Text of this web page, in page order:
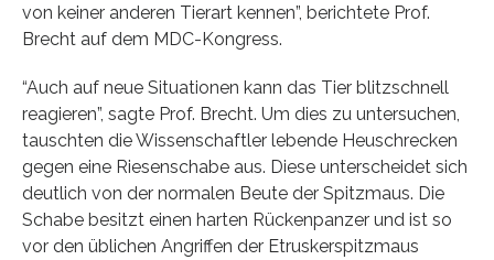
von keiner anderen Tierart kennen”, berichtete Prof.
Brecht auf dem MDC-Kongress.
“Auch auf neue Situationen kann das Tier blitzschnell
reagieren”, sagte Prof. Brecht. Um dies zu untersuchen,
tauschten die Wissenschaftler lebende Heuschrecken
gegen eine Riesenschabe aus. Diese unterscheidet sich
deutlich von der normalen Beute der Spitzmaus. Die
Schabe besitzt einen harten Rückenpanzer und ist so
vor den üblichen Angriffen der Etruskerspitzmaus